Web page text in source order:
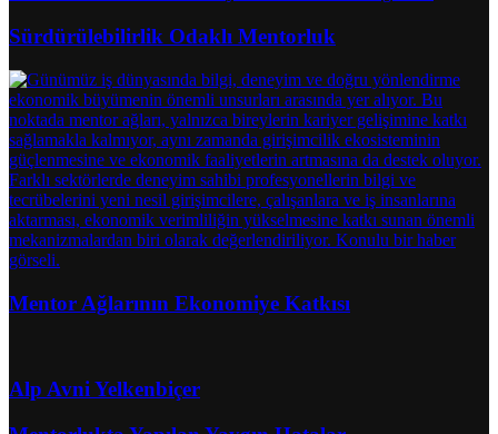
Sürdürülebilirlik Odaklı Mentorluk
Mentor Ağlarının Ekonomiye Katkısı
Alp Avni Yelkenbiçer